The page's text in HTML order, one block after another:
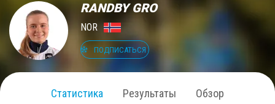
RANDBY GRO
NOR
ПОДПИСАТЬСЯ
Статистика Результаты Обзор